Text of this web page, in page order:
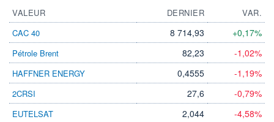
VALEUR DERNIER
VAR.
CAC 40
8 714,93 +0,17%
Pétrole Brent 82,23 -1,02%
HAFFNER ENERGY 0,4555 -1,19%
2CRSI 27,6 -0,79%
EUTELSAT 2,044 -4,58%